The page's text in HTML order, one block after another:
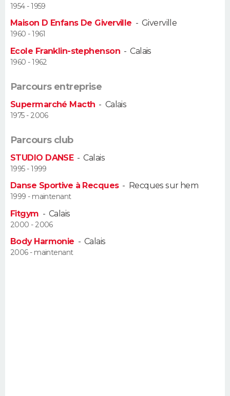
Alimentation
Guide de la santé
Maladies
Médicaments
Sommeil
VOYAGE
PHOTO
CARTE DE VOEUX
Carte de Noël
Carte Bonne année
Carte Saint-Valentin
Carte Pâques
Carte d'anniversaire
DICTIONNAIRE
Dictionnaire
Biographies
Citations
Expressions
Proverbes
PROGRAMME TV
COPAINS D'AVANT
S'inscrire
Se connecter
Lycées
Collèges
Primaires
Universités
Entreprises
Service militaire
Avis de recherche
AVIS DE DÉCÈS
FORUM
1954 - 1959
Maison D Enfans De Giverville - Giverville
1960 - 1961
Ecole Franklin-stephenson -Calais
1960 - 1962
Parcours entreprise
Supermarché Macth - Calais
1975 - 2006
Parcours club
STUDIO DANSE-Calais
1995 - 1999
Danse Sportive à Recques- Recques sur hem
1999 - maintenant
Fitgym - Calais
2000 - 2006
Body Harmonie - Calais
2006 - maintenant